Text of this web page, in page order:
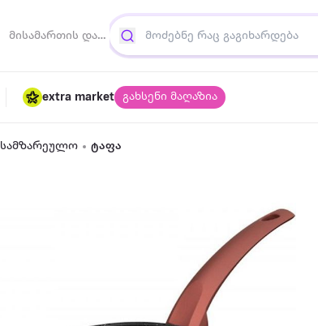
მისამართის დამატება
extra market გახსენი მაღაზია
სამზარეულო ტაფა